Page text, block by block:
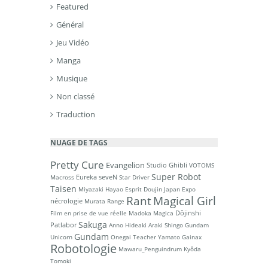
Featured
Général
Jeu Vidéo
Manga
Musique
Non classé
Traduction
NUAGE DE TAGS
Pretty Cure Evangelion Studio Ghibli VOTOMS
Macross Eureka seveN Star Driver Super Robot
Taisen Miyazaki Hayao Esprit Doujin Japan Expo
nécrologie Murata Range RantMagical Girl
Film en prise de vue réelle Madoka Magica Dôjinshi
Patlabor Sakuga Anno Hideaki Araki Shingo Gundam
Unicorn Gundam Onegai Teacher Yamato Gainax
Robotologie Mawaru_Penguindrum Kyôda
Tomoki